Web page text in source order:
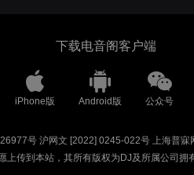
下载电音阁客户端
iPhone版 Android版 公众号
号 沪网文 [2022] 0245-022号 上海普寐
上传到本站，其所有版权为DJ及所属公司拥